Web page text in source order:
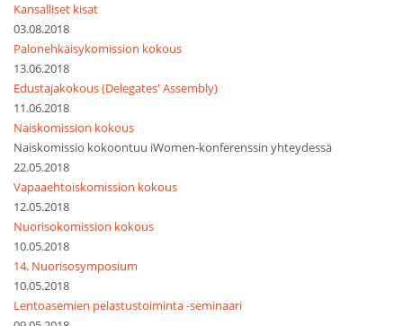
Kansalliset kisat
03.08.2018
Palonehkäisykomission kokous
13.06.2018
Edustajakokous (Delegates' Assembly)
11.06.2018
Naiskomission kokous
Naiskomissio kokoontuu iWomen-konferenssin yhteydessä
22.05.2018
Vapaaehtoiskomission kokous
12.05.2018
Nuorisokomission kokous
10.05.2018
14. Nuorisosymposium
10.05.2018
Lentoasemien pelastustoiminta -seminaari